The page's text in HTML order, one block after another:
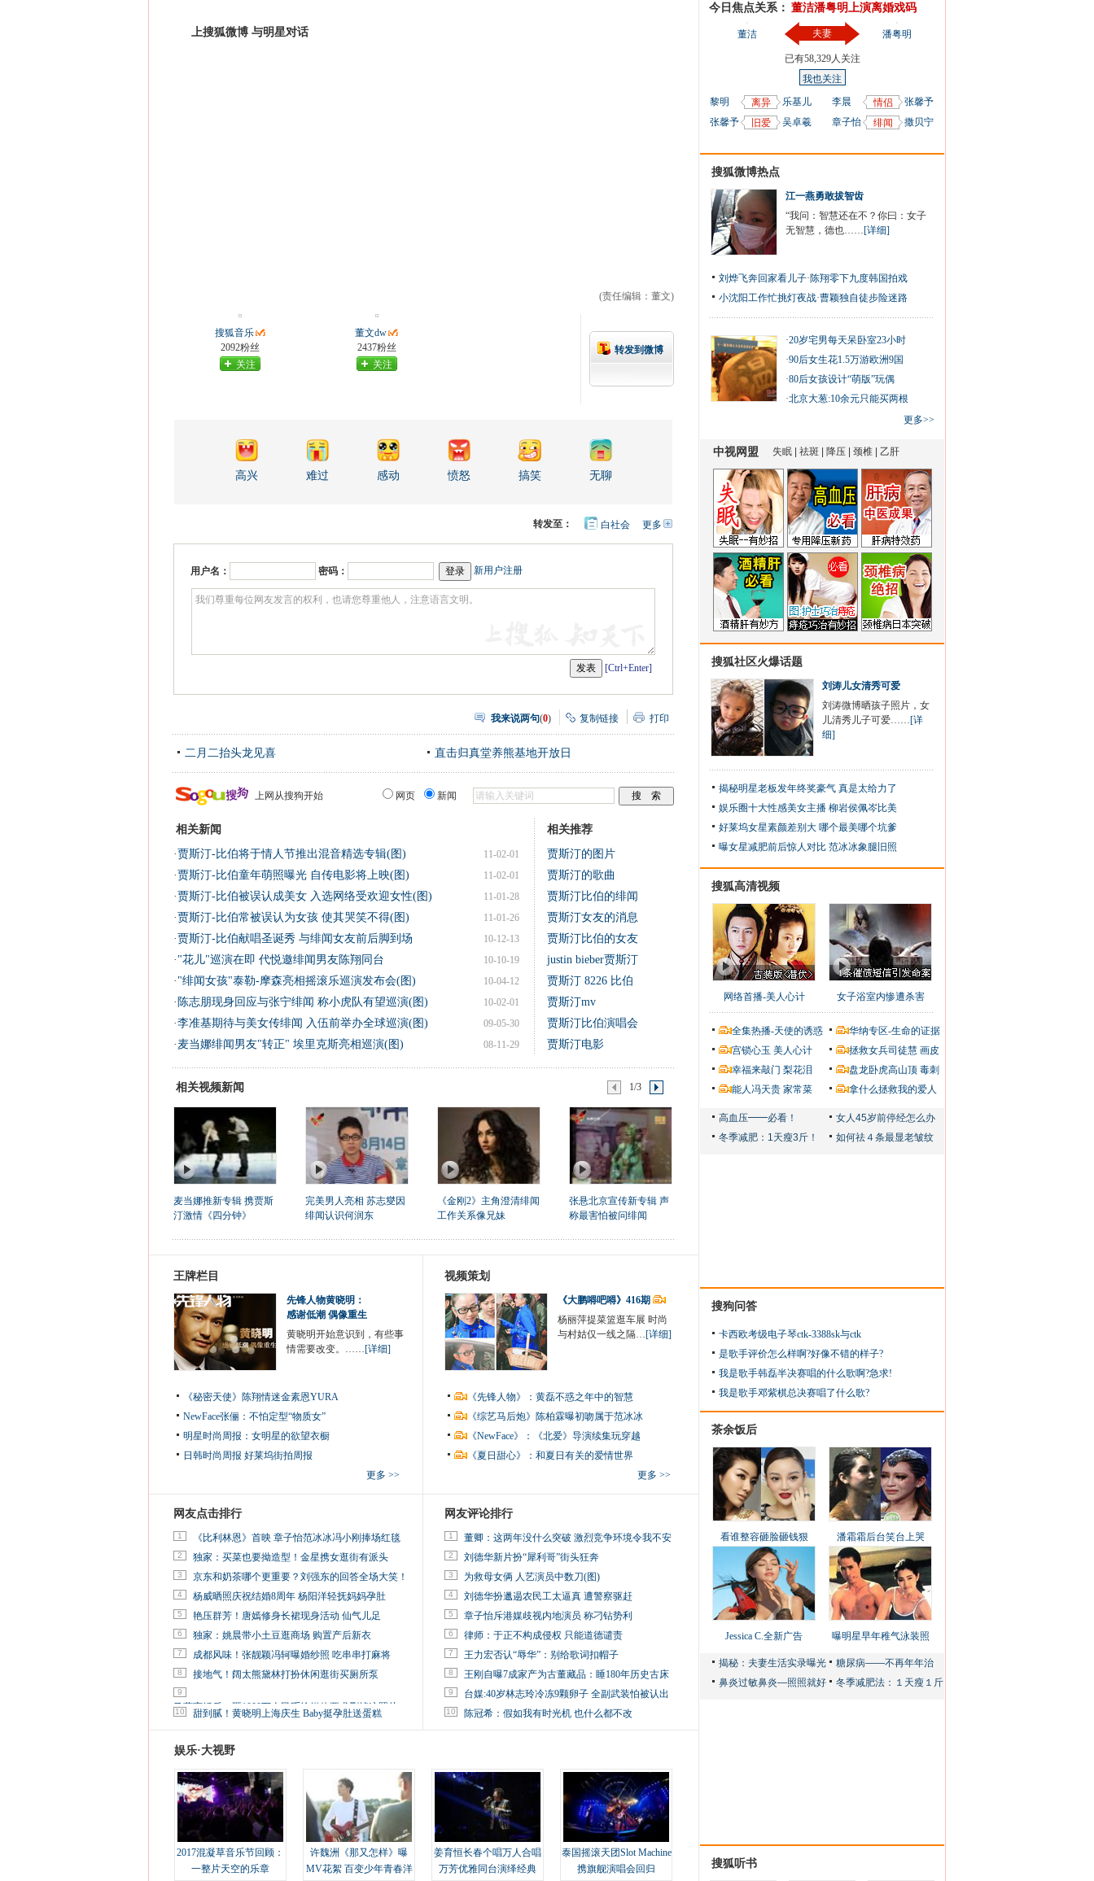
上搜狐微博 与明星对话
(责任编辑：董文)
搜狐音乐
2092粉丝
关注
董文dw
2437粉丝
关注
转发到微博
高兴 难过 感动 愤怒 搞笑 无聊
更多开
转发至： 白社会
用户名： 密码： 新用户注册
[Ctrl+Enter]
我来说两句(0) 复制链接 打印
二月二抬头龙见喜 直击归真堂养熊基地开放日
上网从搜狗开始 网页 新闻
相关新闻
11-02-01
· 贾斯汀-比伯将于情人节推出混音精选专辑(图)
11-02-01
· 贾斯汀-比伯童年萌照曝光 自传电影将上映(图)
11-01-28
· 贾斯汀-比伯被误认成美女 入选网络受欢迎女性(图)
11-01-26
· 贾斯汀-比伯常被误认为女孩 使其哭笑不得(图)
10-12-13
· 贾斯汀-比伯献唱圣诞秀 与绯闻女友前后脚到场
10-10-19
· "花儿"巡演在即 代悦邀绯闻男友陈翔同台
10-04-12
· "绯闻女孩"泰勒-摩森亮相摇滚乐巡演发布会(图)
10-02-01
· 陈志朋现身回应与张宁绯闻 称小虎队有望巡演(图)
09-05-30
·李准基期待与美女传绯闻 入伍前举办全球巡演(图)
08-11-29
· 麦当娜绯闻男友"转正" 埃里克斯亮相巡演(图)
相关推荐
贾斯汀的图片
贾斯汀的歌曲
贾斯汀比伯的绯闻
贾斯汀女友的消息
贾斯汀比伯的女友
justin bieber贾斯汀
贾斯汀 8226 比伯
贾斯汀mv
贾斯汀比伯演唱会
贾斯汀电影
相关视频新闻 1/3
麦当娜推新专辑 携贾斯
汀激情《四分钟》
完美男人亮相 苏志燮因
绯闻认识何润东
《金刚2》主角澄清绯闻
工作关系像兄妹
张悬北京宣传新专辑 声
称最害怕被问绯闻
王牌栏目
先锋人物黄晓明：
感谢低潮 偶像重生
黄晓明开始意识到，有些事
情需要改变。……[详细]
《秘密天使》陈翔情迷金素恩YURA
NewFace张俪：不怕定型“物质女”
明星时尚周报：女明星的欲望衣橱
日韩时尚周报 好莱坞街拍周报
更多 >>
视频策划
《大鹏嘚吧嘚》416期
杨丽萍提菜篮逛车展 时尚
与村姑仅一线之隔…[详细]
《先锋人物》：黄磊不惑之年中的智慧
《综艺马后炮》陈柏霖曝初吻属于范冰冰
《NewFace》：《北爱》导演续集玩穿越
《夏日甜心》：和夏日有关的爱情世界
更多 >>
网友点击排行
1 《比利林恩》首映 章子怡范冰冰冯小刚捧场红毯
2 独家：买菜也要拗造型！金星携女逛街有派头
3 京东和奶茶哪个更重要？刘强东的回答全场大笑！
4 杨威晒照庆祝结婚8周年 杨阳洋轻抚妈妈孕肚
5 艳压群芳！唐嫣修身长裙现身活动 仙气儿足
6 独家：姚晨带小土豆逛商场 购置产后新衣
7 成都风味！张靓颖冯轲曝婚纱照 吃串串打麻将
8 接地气！阔太熊黛林打扮休闲逛街买厕所泵
9
马蓉离婚后，砸1000万人民币给媒体要求删掉这照片
10 甜到腻！黄晓明上海庆生 Baby挺孕肚送蛋糕
网友评论排行
1 董卿：这两年没什么突破 激烈竞争环境令我不安
2 刘德华新片扮“犀利哥”街头狂奔
3 为救母女俩 人艺演员中数刀(图)
4 刘德华扮邋遢农民工太逼真 遭警察驱赶
5 章子怡斥港媒歧视内地演员 称刁钻势利
6 律师：于正不构成侵权 只能道德谴责
7 王力宏否认“辱华”：别给歌词扣帽子
8 王刚自曝7成家产为古董藏品：睡180年历史古床
9 台媒:40岁林志玲冷冻9颗卵子 全副武装怕被认出
10 陈冠希：假如我有时光机 也什么都不改
娱乐·大视野
2017混凝草音乐节回顾：
一整片天空的乐章
许魏洲《那又怎样》曝
MV花絮 百变少年青春洋
姜育恒长春个唱万人合唱
万芳优雅同台演绎经典
泰国摇滚天团Slot Machine
携旗舰演唱会回归
今日焦点关系： 董洁潘粤明上演离婚戏码
董洁 夫妻
已有58,329人关注
我也关注
潘粤明
黎明 离异
乐基儿
张馨予
旧爱 吴卓羲
李晨 情侣
张馨予
章子怡
绯闻 撒贝宁
搜狐微博热点
江一燕勇敢拔智齿
“我问：智慧还在不？你曰：女子
无智慧，德也……[详细]
刘烨飞奔回家看儿子·陈翔零下九度韩国拍戏
小沈阳工作忙挑灯夜战·曹颖独自徒步险迷路
·20岁宅男每天呆卧室23小时
·90后女生花1.5万游欧洲9国
·80后女孩设计“萌版”玩偶
·北京大葱:10余元只能买两根
更多>>
搜狐社区火爆话题
刘涛儿女清秀可爱
刘涛微博晒孩子照片，女
儿清秀儿子可爱……[详
细]
揭秘明星老板发年终奖豪气 真是太给力了
娱乐圈十大性感美女主播 柳岩侯佩岑比美
好莱坞女星素颜差别大 哪个最美哪个坑爹
曝女星减肥前后惊人对比 范冰冰象腿旧照
搜狐高清视频
网络首播-美人心计 女子浴室内惨遭杀害
全集热播-天使的诱惑
华纳专区-生命的证据
宫锁心玉 美人心计 拯救女兵司徒慧 画皮
幸福来敲门 梨花泪 盘龙卧虎高山顶 毒刺
能人冯天贵 家常菜 拿什么拯救我的爱人
搜狗问答
卡西欧考级电子琴ctk-3388sk与ctk
是歌手评价怎么样啊?好像不错的样子?
我是歌手韩磊半决赛唱的什么歌啊?急求!
我是歌手邓紫棋总决赛唱了什么歌?
茶余饭后
看谁整容砸脸砸钱狠 潘霜霜后台笑台上哭
Jessica C.全新广告 曝明星早年稚气泳装照
搜狐听书